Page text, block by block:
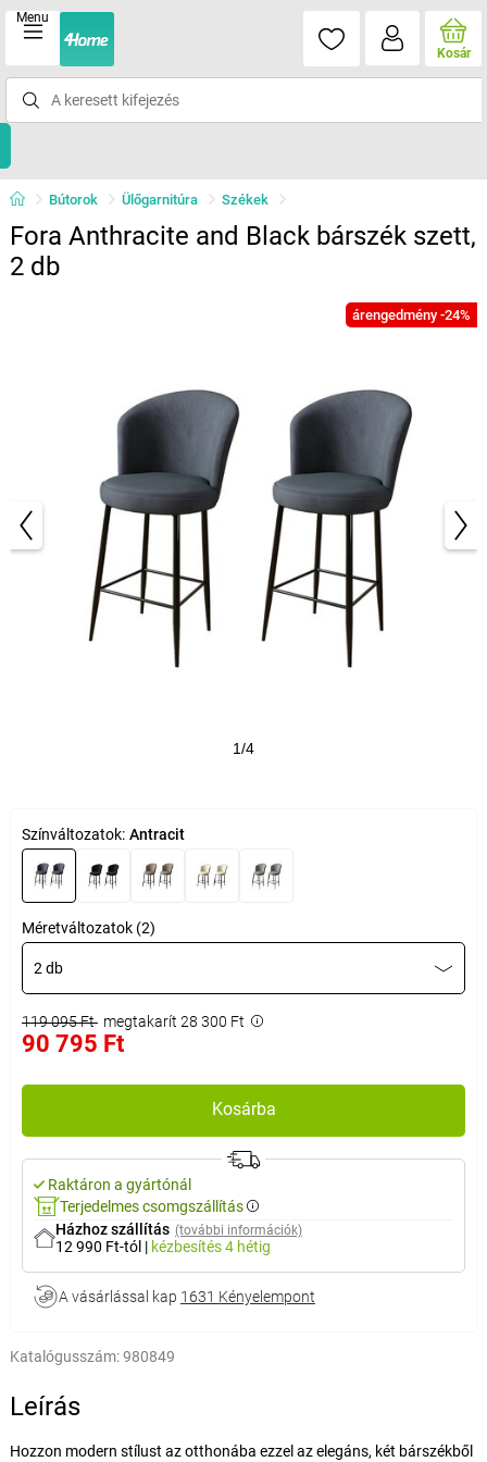
Menu
Kosár
Bútorok Ülőgarnitúra Székek
Fora Anthracite and Black bárszék szett,
2 db
árengedmény -24%
1/4
Színváltozatok: Antracit
Méretváltozatok (2)
2 db
119 095 Ft megtakarít 28 300 Ft
90 795 Ft
Kosárba
Raktáron a gyártónál
Terjedelmes csomgszállítás
Házhoz szállítás (további információk)
12 990 Ft-tól | kézbesítés4 hétig
A vásárlással kap 1631 Kényelempont
Katalógusszám:980849
Leírás
Hozzon modern stílust az otthonába ezzel az elegáns, két bárszékből